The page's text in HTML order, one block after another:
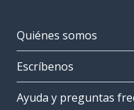
Quiénes somos
Escríbenos
Ayuda y preguntas